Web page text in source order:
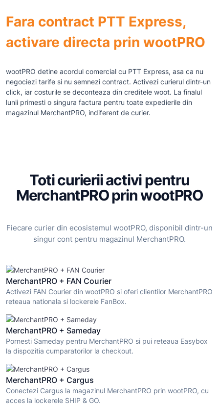
Fara contract PTT Express,
activare directa prin wootPRO
wootPRO detine acordul comercial cu PTT Express, asa ca nu
negociezi tarife si nu semnezi contract. Activezi curierul dintr-un
click, iar costurile se deconteaza din creditele woot. La finalul
lunii primesti o singura factura pentru toate expedierile din
magazinul MerchantPRO, indiferent de curier.
Toti curierii activi pentru
MerchantPRO prin wootPRO
Fiecare curier din ecosistemul wootPRO, disponibil dintr-un
singur cont pentru magazinul MerchantPRO.
MerchantPRO + FAN Courier
Activezi FAN Courier din wootPRO si oferi clientilor MerchantPRO
reteaua nationala si lockerele FanBox.
MerchantPRO + Sameday
Pornesti Sameday pentru MerchantPRO si pui reteaua Easybox
la dispozitia cumparatorilor la checkout.
MerchantPRO + Cargus
Conectezi Cargus la magazinul MerchantPRO prin wootPRO, cu
acces la lockerele SHIP & GO.